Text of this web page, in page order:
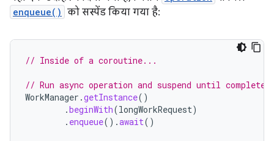
enqueue() को सस्पेंड किया गया है:
// Inside of a coroutine...
// Run async operation and suspend until
WorkManager .getInstance()
.beginWith(longWorkRequest)
. enqueue().await()